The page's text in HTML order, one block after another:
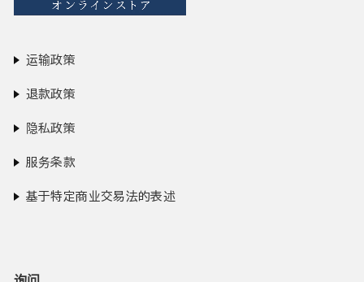
运输政策
退款政策
隐私政策
服务条款
基于特定商业交易法的表述